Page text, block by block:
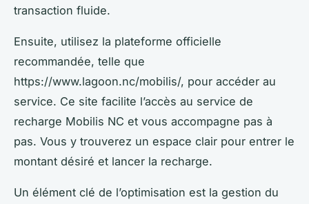
transaction fluide.
Ensuite, utilisez la plateforme officielle
recommandée, telle que
https://www.lagoon.nc/mobilis/, pour accéder au
service. Ce site facilite l’accès au service de
recharge Mobilis NC et vous accompagne pas à
pas. Vous y trouverez un espace clair pour entrer le
montant désiré et lancer la recharge.
Un élément clé de l’optimisation est la gestion du